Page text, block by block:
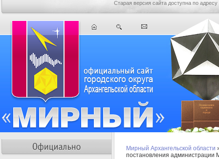
Старая версия сайта доступна по адресу
Мирный Архангельской области
постановления администрации